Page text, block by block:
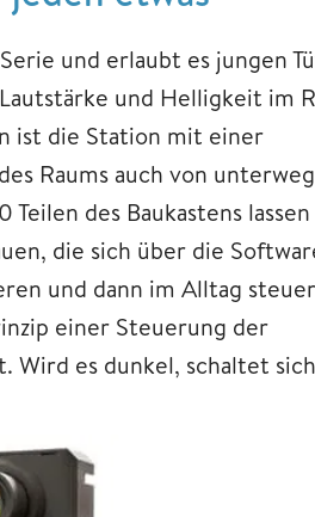
und erlaubt es jungen
und Helligkeit im
ist die Station mit einer
Raums auch von
des Baukastens lassen
die sich über die
und dann im Alltag
einer Steuerung der
Wird es dunkel, schaltet